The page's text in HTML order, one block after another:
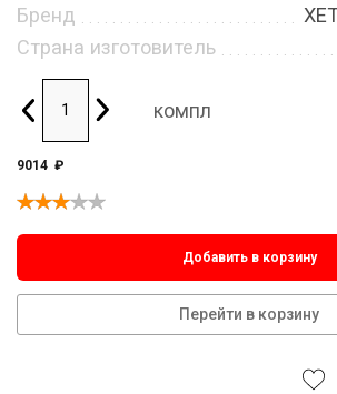
Бренд
Страна изготовитель
компл
9014 ₽
Добавить в корзину
Перейти в корзину